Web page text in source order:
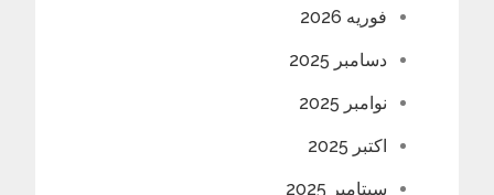
فوریه 2026
دسامبر 2025
نوامبر 2025
اکتبر 2025
سپتامبر 2025